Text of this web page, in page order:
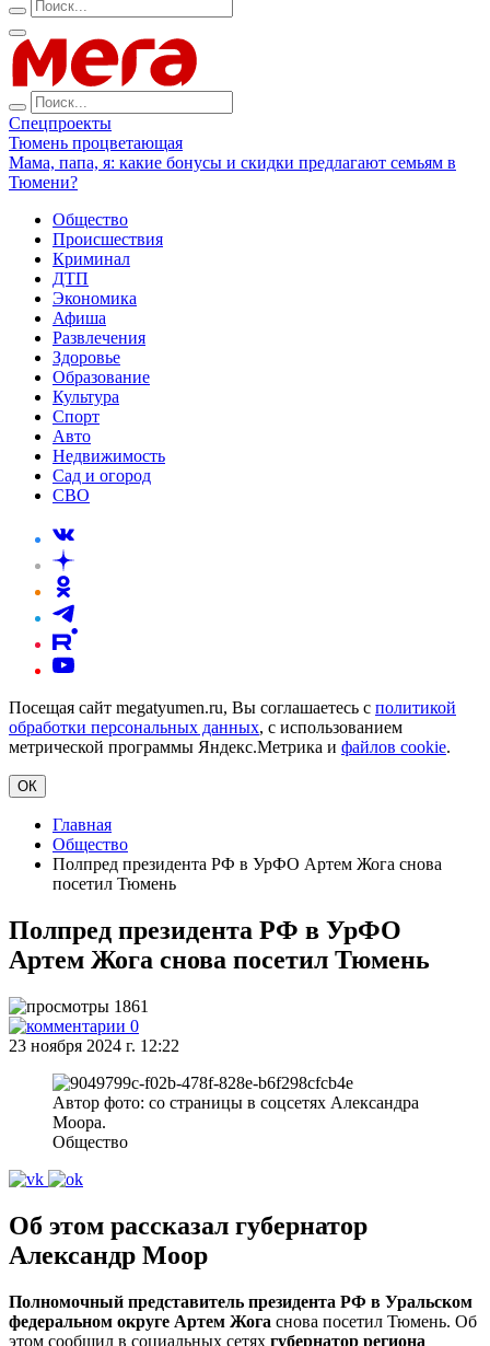
Спецпроекты
Тюмень процветающая
Мама, папа, я: какие бонусы и скидки предлагают семьям в
Тюмени?
Общество
Происшествия
Криминал
ДТП
Экономика
Афиша
Развлечения
Здоровье
Образование
Культура
Спорт
Авто
Недвижимость
Сад и огород
СВО
Посещая сайт megatyumen.ru, Вы соглашаетесь с политикой
обработки персональных данных, с использованием
метрической программы Яндекс.Метрика и файлов cookie.
ОК
Главная
Общество
Полпред президента РФ в УрФО Артем Жога снова
посетил Тюмень
Полпред президента РФ в УрФО
Артем Жога снова посетил Тюмень
1861
0
23 ноября 2024 г. 12:22
Автор фото: со страницы в соцсетях Александра
Моора.
Общество
Об этом рассказал губернатор
Александр Моор
Полномочный представитель президента РФ в Уральском
федеральном округе Артем Жога снова посетил Тюмень. Об
этом сообщил в социальных сетях губернатор региона